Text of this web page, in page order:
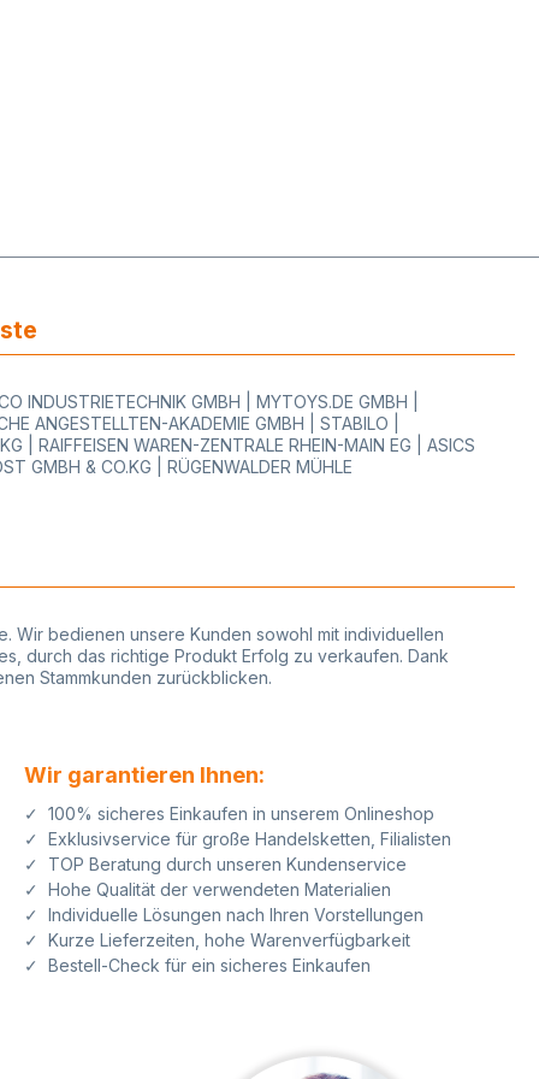
INDUSTRIETECHNIK GMBH | MYTOYS.DE GMBH |
ANGESTELLTEN-AKADEMIE GMBH | STABILO |
| RAIFFEISEN WAREN-ZENTRALE RHEIN-MAIN EG | ASICS
GMBH & CO.KG | RÜGENWALDER MÜHLE
Wir bedienen unsere Kunden sowohl mit individuellen
durch das richtige Produkt Erfolg zu verkaufen. Dank
Stammkunden zurückblicken.
Wir garantieren Ihnen:
✓ 100% sicheres Einkaufen in unserem Onlineshop
✓ Exklusivservice für große Handelsketten, Filialisten
✓ TOP Beratung durch unseren Kundenservice
✓ Hohe Qualität der verwendeten Materialien
✓ Individuelle Lösungen nach Ihren Vorstellungen
✓ Kurze Lieferzeiten, hohe Warenverfügbarkeit
✓ Bestell-Check für ein sicheres Einkaufen